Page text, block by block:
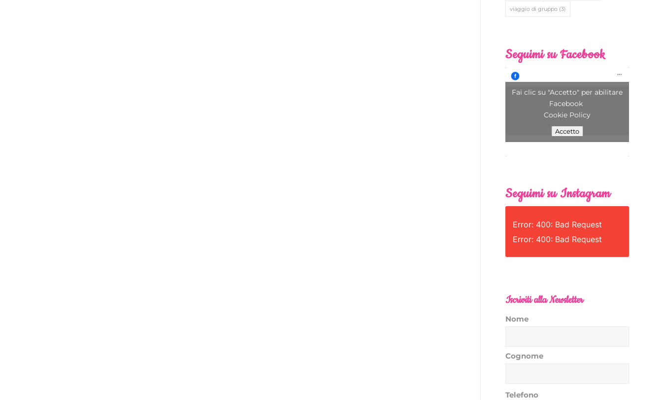
viaggio di gruppo(3)
Seguimi su Facebook
Fai clic su "Accetto" per abilitare
Facebook
Cookie Policy
Accetto
Seguimi su Instagram
Error: 400: Bad Request
Error: 400: Bad Request
Iscriviti alla Newsletter
Nome
Cognome
Telefono